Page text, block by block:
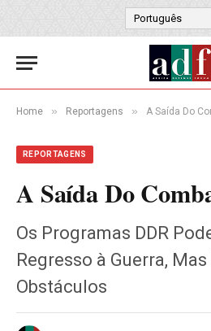
Português
Home » Reportagens » A Saída Do
REPORTAGENS
A Saída Do
Os Programas DDR
Regresso à Guerra,
Obstáculos